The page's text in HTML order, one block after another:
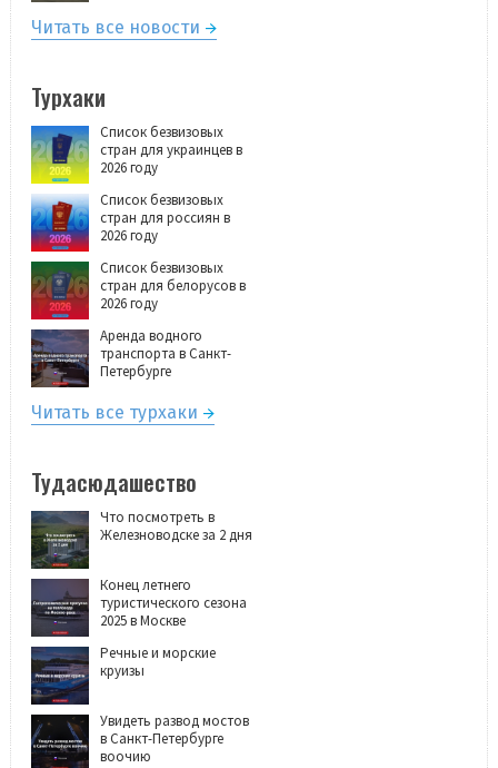
Читать все новости
Турхаки
Список безвизовых
стран для украинцев в
2026 году
Список безвизовых
стран для россиян в
2026 году
Список безвизовых
стран для белорусов в
2026 году
Аренда водного
транспорта в Санкт-
Петербурге
Читать все турхаки
Тудасюдашество
Что посмотреть в
Железноводске за 2 дня
Конец летнего
туристического сезона
2025 в Москве
Речные и морские
круизы
Увидеть развод мостов
в Санкт-Петербурге
воочию